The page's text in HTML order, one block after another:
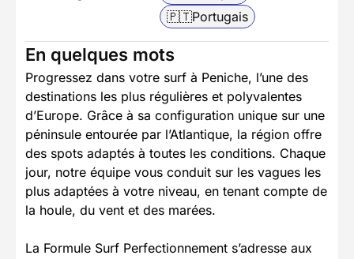
🇵🇹Portugais
En quelques mots
Progressez dans votre surf à Peniche, l’une des
destinations les plus régulières et polyvalentes
d’Europe. Grâce à sa configuration unique sur une
péninsule entourée par l’Atlantique, la région offre
des spots adaptés à toutes les conditions. Chaque
jour, notre équipe vous conduit sur les vagues les
plus adaptées à votre niveau, en tenant compte de
la houle, du vent et des marées.
La Formule Surf Perfectionnement s’adresse aux